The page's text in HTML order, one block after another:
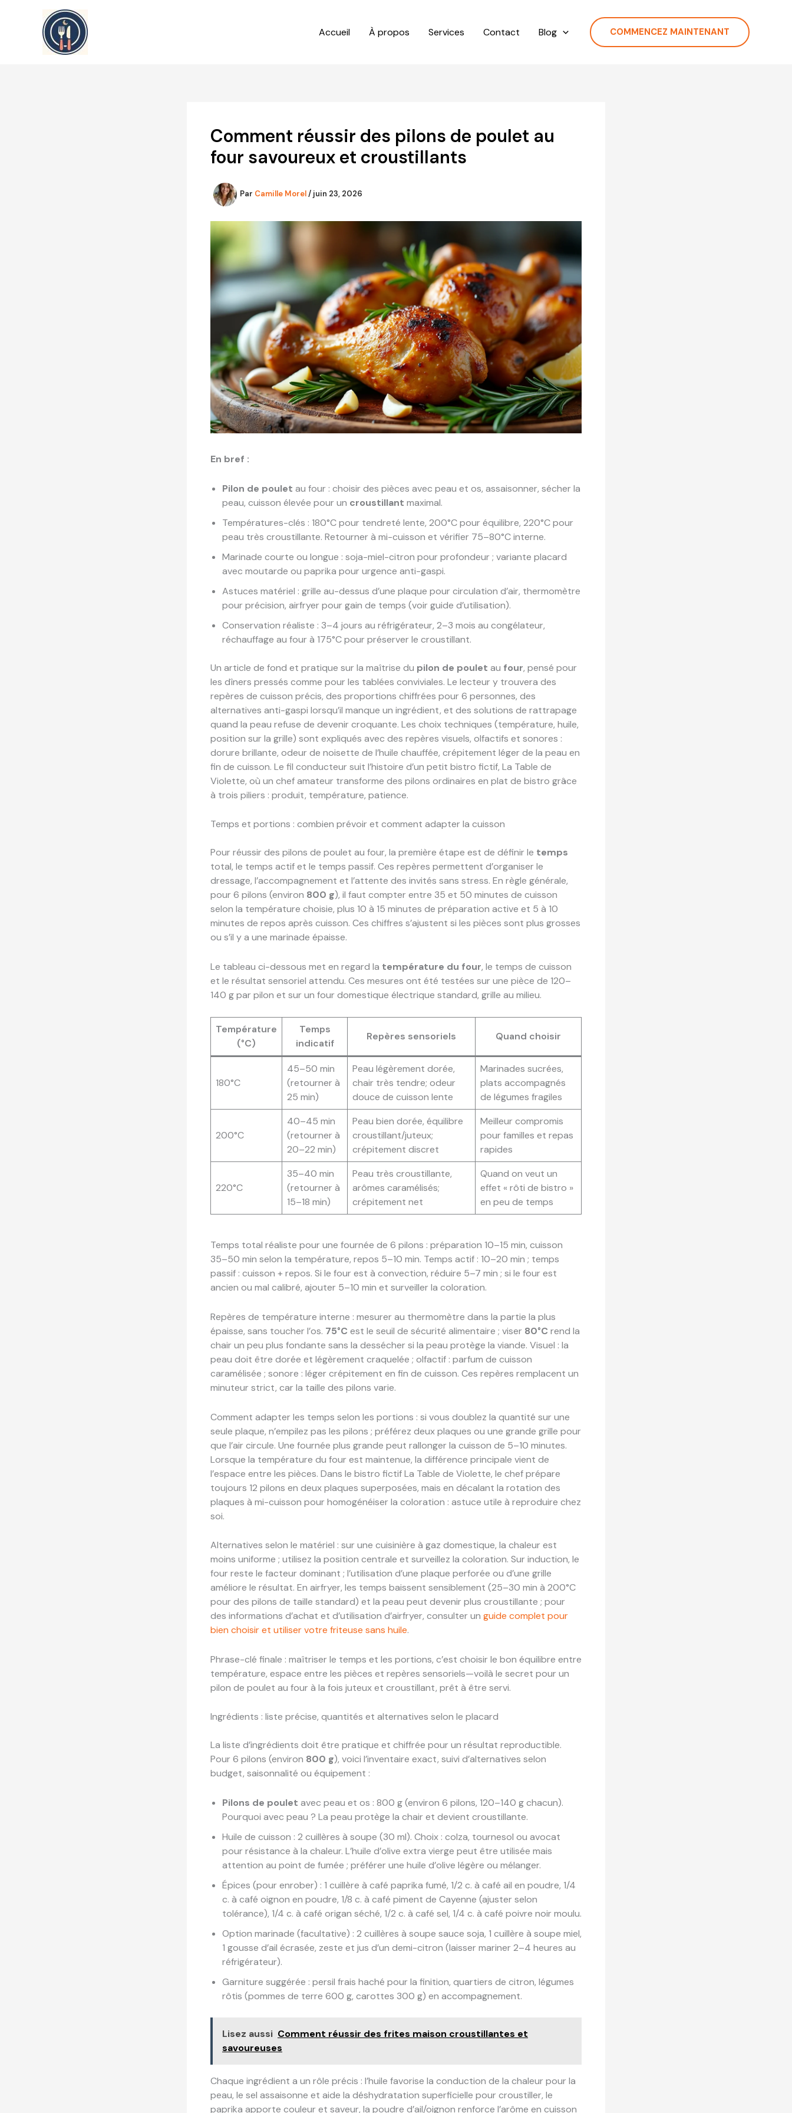
Accueil À propos Services Contact Blog COMMENCEZ MAINTENANT
Comment réussir des pilons de poulet au
four savoureux et croustillants
Par Camille Morel/ juin 23, 2026
En bref :
Pilon de poulet au four : choisir des pièces avec peau et os, assaisonner, sécher la
peau, cuisson élevée pour un croustillant maximal.
Températures-clés : 180°C pour tendreté lente, 200°C pour équilibre, 220°C pour
peau très croustillante. Retourner à mi-cuisson et vérifier 75–80°C interne.
Marinade courte ou longue : soja-miel-citron pour profondeur ; variante placard
avec moutarde ou paprika pour urgence anti-gaspi.
Astuces matériel : grille au-dessus d’une plaque pour circulation d’air, thermomètre
pour précision, airfryer pour gain de temps (voir guide d’utilisation).
Conservation réaliste : 3–4 jours au réfrigérateur, 2–3 mois au congélateur,
réchauffage au four à 175°C pour préserver le croustillant.
Un article de fond et pratique sur la maîtrise du pilon de poulet au four, pensé pour
les dîners pressés comme pour les tablées conviviales. Le lecteur y trouvera des
repères de cuisson précis, des proportions chiffrées pour 6 personnes, des
alternatives anti-gaspi lorsqu’il manque un ingrédient, et des solutions de rattrapage
quand la peau refuse de devenir croquante. Les choix techniques (température, huile,
position sur la grille) sont expliqués avec des repères visuels, olfactifs et sonores :
dorure brillante, odeur de noisette de l’huile chauffée, crépitement léger de la peau en
fin de cuisson. Le fil conducteur suit l’histoire d’un petit bistro fictif, La Table de
Violette, où un chef amateur transforme des pilons ordinaires en plat de bistro grâce
à trois piliers : produit, température, patience.
Temps et portions : combien prévoir et comment adapter la cuisson
Pour réussir des pilons de poulet au four, la première étape est de définir le temps
total, le temps actif et le temps passif. Ces repères permettent d’organiser le
dressage, l’accompagnement et l’attente des invités sans stress. En règle générale,
pour 6 pilons (environ 800 g), il faut compter entre 35 et 50 minutes de cuisson
selon la température choisie, plus 10 à 15 minutes de préparation active et 5 à 10
minutes de repos après cuisson. Ces chiffres s’ajustent si les pièces sont plus grosses
ou s’il y a une marinade épaisse.
Le tableau ci-dessous met en regard la température du four, le temps de cuisson
et le résultat sensoriel attendu. Ces mesures ont été testées sur une pièce de 120–
140 g par pilon et sur un four domestique électrique standard, grille au milieu.
Température
(°C)
Temps
indicatif
Repères sensoriels Quand choisir
180°C
45–50 min
(retourner à
25 min)
Peau légèrement dorée,
chair très tendre; odeur
douce de cuisson lente
Marinades sucrées,
plats accompagnés
de légumes fragiles
200°C
40–45 min
(retourner à
20–22 min)
Peau bien dorée, équilibre
croustillant/juteux;
crépitement discret
Meilleur compromis
pour familles et repas
rapides
220°C
35–40 min
(retourner à
15–18 min)
Peau très croustillante,
arômes caramélisés;
crépitement net
Quand on veut un
effet « rôti de bistro »
en peu de temps
Temps total réaliste pour une fournée de 6 pilons : préparation 10–15 min, cuisson
35–50 min selon la température, repos 5–10 min. Temps actif : 10–20 min ; temps
passif : cuisson + repos. Si le four est à convection, réduire 5–7 min ; si le four est
ancien ou mal calibré, ajouter 5–10 min et surveiller la coloration.
Repères de température interne : mesurer au thermomètre dans la partie la plus
épaisse, sans toucher l’os. 75°C est le seuil de sécurité alimentaire ; viser 80°C rend la
chair un peu plus fondante sans la dessécher si la peau protège la viande. Visuel : la
peau doit être dorée et légèrement craquelée ; olfactif : parfum de cuisson
caramélisée ; sonore : léger crépitement en fin de cuisson. Ces repères remplacent un
minuteur strict, car la taille des pilons varie.
Comment adapter les temps selon les portions : si vous doublez la quantité sur une
seule plaque, n’empilez pas les pilons ; préférez deux plaques ou une grande grille pour
que l’air circule. Une fournée plus grande peut rallonger la cuisson de 5–10 minutes.
Lorsque la température du four est maintenue, la différence principale vient de
l’espace entre les pièces. Dans le bistro fictif La Table de Violette, le chef prépare
toujours 12 pilons en deux plaques superposées, mais en décalant la rotation des
plaques à mi-cuisson pour homogénéiser la coloration : astuce utile à reproduire chez
soi.
Alternatives selon le matériel : sur une cuisinière à gaz domestique, la chaleur est
moins uniforme ; utilisez la position centrale et surveillez la coloration. Sur induction, le
four reste le facteur dominant ; l’utilisation d’une plaque perforée ou d’une grille
améliore le résultat. En airfryer, les temps baissent sensiblement (25–30 min à 200°C
pour des pilons de taille standard) et la peau peut devenir plus croustillante ; pour
des informations d’achat et d’utilisation d’airfryer, consulter un guide complet pour
bien choisir et utiliser votre friteuse sans huile.
Phrase-clé finale : maîtriser le temps et les portions, c’est choisir le bon équilibre entre
température, espace entre les pièces et repères sensoriels—voilà le secret pour un
pilon de poulet au four à la fois juteux et croustillant, prêt à être servi.
Ingrédients : liste précise, quantités et alternatives selon le placard
La liste d’ingrédients doit être pratique et chiffrée pour un résultat reproductible.
Pour 6 pilons (environ 800 g), voici l’inventaire exact, suivi d’alternatives selon
budget, saisonnalité ou équipement :
Pilons de poulet avec peau et os : 800 g (environ 6 pilons, 120–140 g chacun).
Pourquoi avec peau ? La peau protège la chair et devient croustillante.
Huile de cuisson : 2 cuillères à soupe (30 ml). Choix : colza, tournesol ou avocat
pour résistance à la chaleur. L’huile d’olive extra vierge peut être utilisée mais
attention au point de fumée ; préférer une huile d’olive légère ou mélanger.
Épices (pour enrober) : 1 cuillère à café paprika fumé, 1/2 c. à café ail en poudre, 1/4
c. à café oignon en poudre, 1/8 c. à café piment de Cayenne (ajuster selon
tolérance), 1/4 c. à café origan séché, 1/2 c. à café sel, 1/4 c. à café poivre noir moulu.
Option marinade (facultative) : 2 cuillères à soupe sauce soja, 1 cuillère à soupe miel,
1 gousse d’ail écrasée, zeste et jus d’un demi-citron (laisser mariner 2–4 heures au
réfrigérateur).
Garniture suggérée : persil frais haché pour la finition, quartiers de citron, légumes
rôtis (pommes de terre 600 g, carottes 300 g) en accompagnement.
Lisez aussi Comment réussir des frites maison croustillantes et
savoureuses
Chaque ingrédient a un rôle précis : l’huile favorise la conduction de la chaleur pour la
peau, le sel assaisonne et aide la déshydratation superficielle pour croustiller, le
paprika apporte couleur et saveur, la poudre d’ail/oignon renforce l’arôme en cuisson